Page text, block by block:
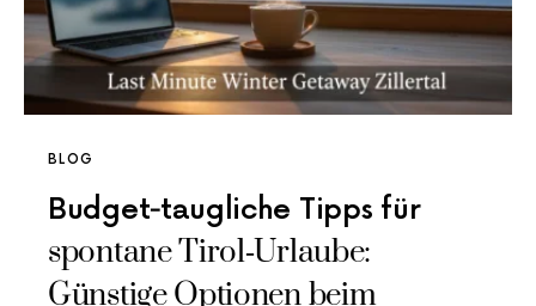
BLOG
Budget‑taugliche Tipps für
spontane Tirol‑Urlaube:
Günstige Optionen beim